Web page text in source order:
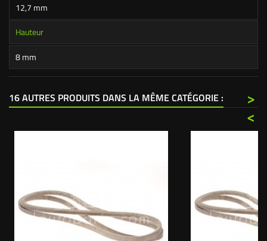
12,7 mm
Hauteur
8 mm
16 AUTRES PRODUITS DANS LA MÊME CATÉGORIE :
>
<